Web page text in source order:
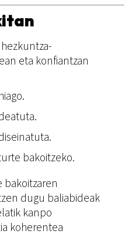
eta konfiantzan
bakoitzeko.
bakoitzaren
dugu baliabideak
kanpo
koherentea